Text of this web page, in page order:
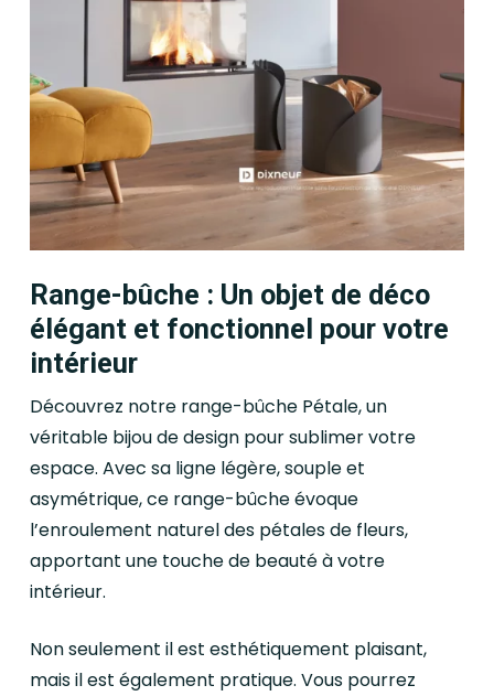
Range-bûche : Un objet de déco
élégant et fonctionnel pour votre
intérieur
Découvrez notre range-bûche Pétale, un
véritable bijou de design pour sublimer votre
espace. Avec sa ligne légère, souple et
asymétrique, ce range-bûche évoque
l’enroulement naturel des pétales de fleurs,
apportant une touche de beauté à votre
intérieur.
Non seulement il est esthétiquement plaisant,
mais il est également pratique. Vous pourrez